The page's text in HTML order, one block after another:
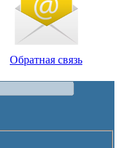
Обратная связь